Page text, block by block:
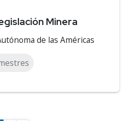
Minera
de las Américas